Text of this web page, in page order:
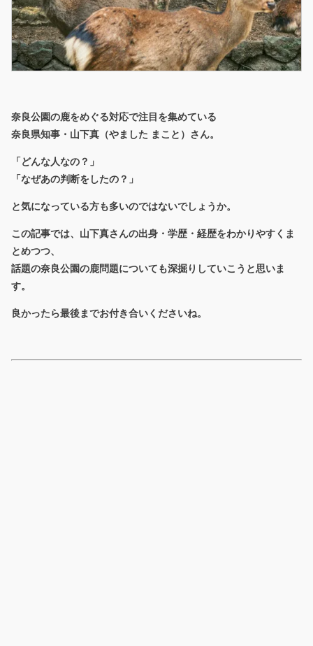
奈良公園の鹿をめぐる対応で注目を集めている
奈良県知事・山下真（やました まこと）さん。
「どんな人なの？」
「なぜあの判断をしたの？」
と気になっている方も多いのではないでしょうか。
この記事では、山下真さんの出身・学歴・経歴をわかりやすくま
とめつつ、
話題の奈良公園の鹿問題についても深掘りしていこうと思いま
す。
良かったら最後までお付き合いくださいね。